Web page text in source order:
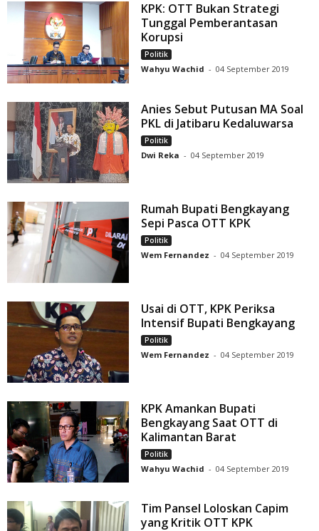
KPK: OTT Bukan Strategi
Tunggal Pemberantasan
Korupsi
Politik
Wahyu Wachid - 04 September 2019
Anies Sebut Putusan MA Soal
PKL di Jatibaru Kedaluwarsa
Politik
Dwi Reka - 04 September 2019
Rumah Bupati Bengkayang
Sepi Pasca OTT KPK
Politik
Wem Fernandez - 04 September 2019
Usai di OTT, KPK Periksa
Intensif Bupati Bengkayang
Politik
Wem Fernandez - 04 September 2019
KPK Amankan Bupati
Bengkayang Saat OTT di
Kalimantan Barat
Politik
Wahyu Wachid - 04 September 2019
Tim Pansel Loloskan Capim
yang Kritik OTT KPK